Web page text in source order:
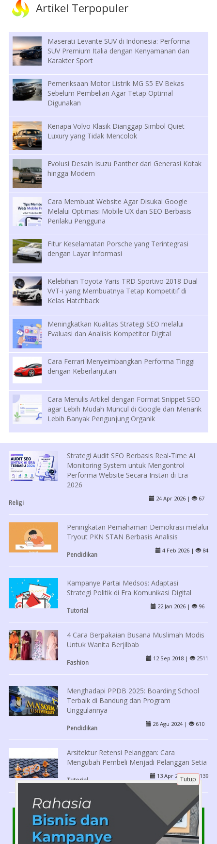
Artikel Terpopuler
Maserati Levante SUV di Indonesia: Performa
SUV Premium Italia dengan Kenyamanan dan
Karakter Sport
Pemeriksaan Motor Listrik MG S5 EV Bekas
Sebelum Pembelian Agar Tetap Optimal
Digunakan
Kenapa Volvo Klasik Dianggap Simbol Quiet
Luxury yang Tidak Mencolok
Evolusi Desain Isuzu Panther dari Generasi Kotak
hingga Modern
Cara Membuat Website Agar Disukai Google
Melalui Optimasi Mobile UX dan SEO Berbasis
Perilaku Pengguna
Fitur Keselamatan Porsche yang Terintegrasi
dengan Layar Informasi
Kelebihan Toyota Yaris TRD Sportivo 2018 Dual
VVT-i yang Membuatnya Tetap Kompetitif di
Kelas Hatchback
Meningkatkan Kualitas Strategi SEO melalui
Evaluasi dan Analisis Kompetitor Digital
Cara Ferrari Menyeimbangkan Performa Tinggi
dengan Keberlanjutan
Cara Menulis Artikel dengan Format Snippet SEO
agar Lebih Mudah Muncul di Google dan Menarik
Lebih Banyak Pengunjung Organik
Strategi Audit SEO Berbasis Real-Time AI
Monitoring System untuk Mengontrol
Performa Website Secara Instan di Era
2026
Religi
24 Apr 2026 | 67
Peningkatan Pemahaman Demokrasi melalui
Tryout PKN STAN Berbasis Analisis
Pendidikan
4 Feb 2026 | 84
Kampanye Partai Medsos: Adaptasi
Strategi Politik di Era Komunikasi Digital
Tutorial
22 Jan 2026 | 96
4 Cага Berpakaian Busana Muslimah Modis
Untυk Wanita Berjilbab
Fashion
12 Sep 2018 | 2511
Menghadapi PPDB 2025: Boarding School
Terbaik di Bandung dan Program
Unggulannya
Pendidikan
26 Agu 2024 | 610
Arsitektur Retensi Pelanggan: Cara
Mengubah Pembeli Menjadi Pelanggan Setia
Tutorial
13 Apr 2026 | 139
Tutup